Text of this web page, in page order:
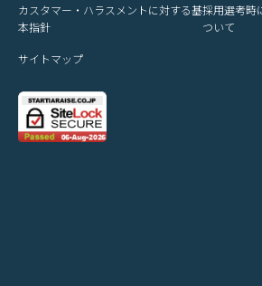
カスタマー・ハラスメントに対する基
本指針
採用選考時
ついて
サイトマップ